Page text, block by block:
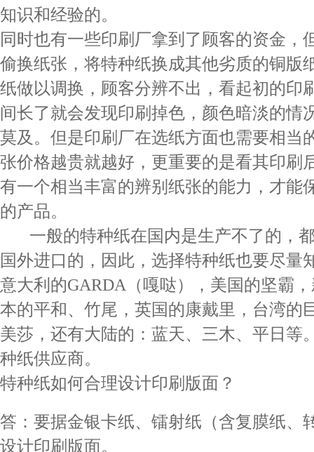
知识和经验的。
同时也有一些印刷厂拿到了顾客的资金，
偷换纸张，将特种纸换成其他劣质的铜版
纸做以调换，顾客分辨不出，看起初的印
间长了就会发现印刷掉色，颜色暗淡的情
莫及。但是印刷厂在选纸方面也需要相当
张价格越贵就越好，更重要的是看其印刷
有一个相当丰富的辨别纸张的能力，才能
的产品。
一般的特种纸在国内是生产不了的，
国外进口的，因此，选择特种纸也要尽量
意大利的GARDA（嘎哒），美国的坚霸
本的平和、竹尾，英国的康戴里，台湾的
美莎，还有大陆的：蓝天、三木、平日等
种纸供应商。
特种纸如何合理设计印刷版面？
答：要据金银卡纸、镭射纸（含复膜纸、
设计印刷版面。